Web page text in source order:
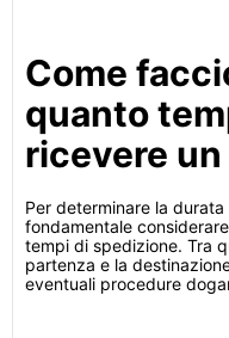
Come
quanto
ricevere
Per determinare la
fondamentale
tempi di spedizione. Tra
partenza e la
eventuali procedure